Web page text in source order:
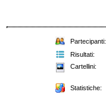
Partecipanti:
Risultati:
Cartellini:
Statistiche: